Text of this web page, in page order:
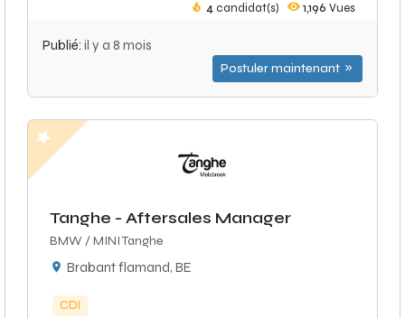
4 candidat(s) 1,196 Vues
Publié: il y a 8 mois
Postuler maintenant
Tanghe - Aftersales Manager
BMW / MINI Tanghe
Brabant flamand, BE
CDI